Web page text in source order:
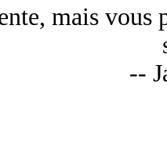
mais
--